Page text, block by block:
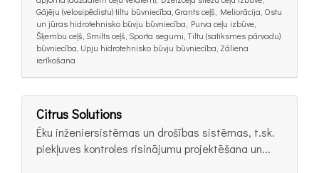
Gājēju (velosipēdistu) tiltu būvniecība, Grants ceļš, Meliorācija, Ostu
un jūras hidrotehnisko būvju būvniecība, Purva ceļu izbūve,
Šķembu ceļš, Smilts ceļš, Sporta segumi, Tiltu (satiksmes pārvadu)
būvniecība, Upju hidrotehnisko būvju būvniecība, Zāliena
ierīkošana
Citrus Solutions
Ēku inženiersistēmas un drošības sistēmas, t.sk.
piekļuves kontroles risinājumu projektēšana un...